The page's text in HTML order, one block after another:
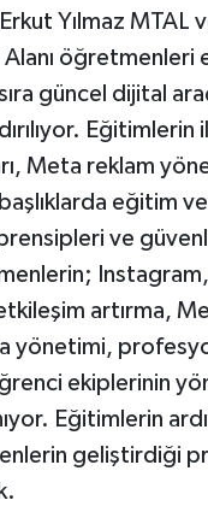
Yılmaz MTAL
öğretmenleri
güncel dijital
Meta reklam
eğitim
ve
artırma,
yönetimi,
ekiplerinin
Eğitimlerin
geliştirdiği